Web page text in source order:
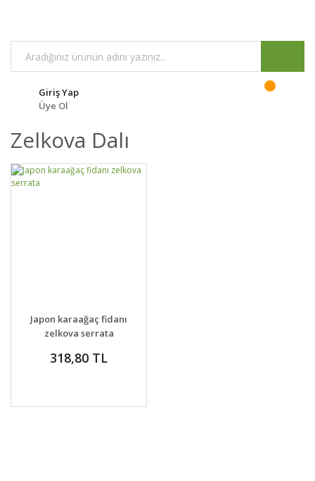
Giriş Yap
Üye Ol
Zelkova Dalı
DETAYLAR
VER
Japon karaağaç fidanı
zelkova serrata
318,80 TL